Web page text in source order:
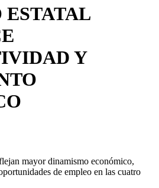
ESTATAL
Y
mayor dinamismo económico,
de empleo en las cuatro